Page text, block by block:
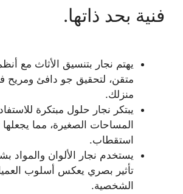
فنية بحد ذاتها.
يهتم نجار بتنسيق الأثاث مع
متقن، لتحقيق جو دافئ ومريح
منزلك.
يبتكر نجار حلول مبتكرة
المساحات الصغيرة، مما يجعلها
استقطاب.
يستخدم نجار الألوان والمواد
تأثير بصري يعكس أسلوب
الشخصية.